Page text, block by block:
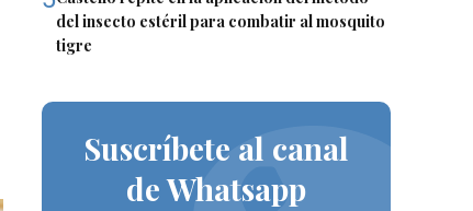
del insecto estéril para combatir al mosquito
tigre
Suscríbete al canal
de Whatsapp